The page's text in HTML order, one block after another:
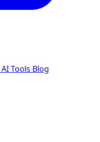
AI Tools Blog